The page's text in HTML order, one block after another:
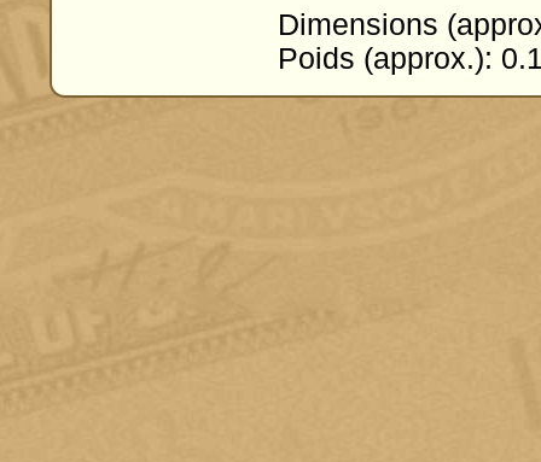
Dimensions
Poids (approx.):